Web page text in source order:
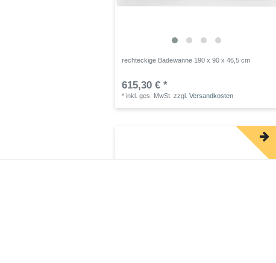
rechteckige Badewanne 190 x 90 x 46,5 cm
615,30 € *
*inkl. ges. MwSt. zzgl.Versandkosten